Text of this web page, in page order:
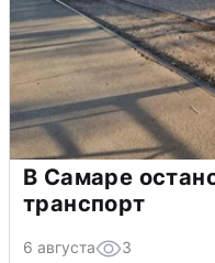
В Самаре
транспорт
6 августа 3